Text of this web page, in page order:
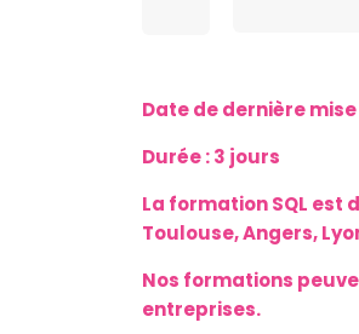
Date de dernière
Durée : 3 jours
La formation SQL est
Toulouse, Angers,
Nos formations
entreprises.